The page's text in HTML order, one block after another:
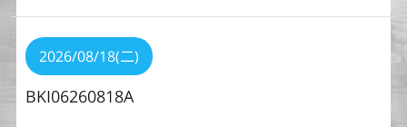
2026/08/18(二)
BKI06260818A